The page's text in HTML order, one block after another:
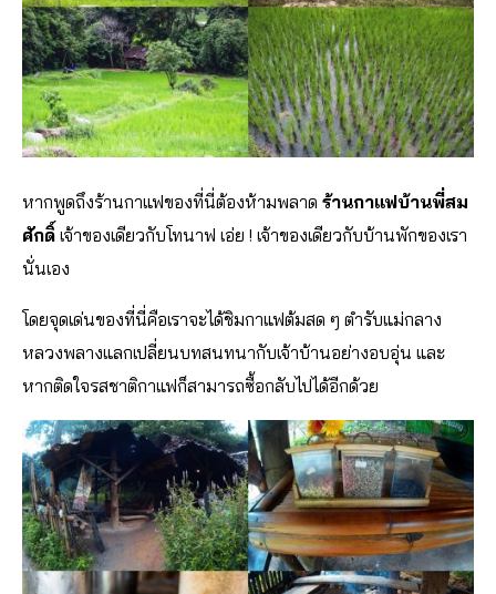
หากพูดถึงร้านกาแฟของที่นี่ต้องห้ามพลาด ร้านกาแฟบ้านพี่สม
ศักดิ์ เจ้าของเดียวกับโทนาฟ เอ่ย ! เจ้าของเดียวกับบ้านพักของเรา
นั่นเอง
โดยจุดเด่นของที่นี่คือเราจะได้ชิมกาแฟต้มสด ๆ ตำรับแม่กลาง
หลวงพลางแลกเปลี่ยนบทสนทนากับเจ้าบ้านอย่างอบอุ่น และ
หากติดใจรสชาติกาแฟก็สามารถซื้อกลับไปได้อีกด้วย